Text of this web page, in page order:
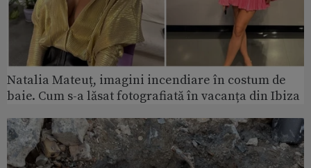
Natalia Mateuț, imagini incendiare în costum de
baie. Cum s-a lăsat fotografiată în vacanța din Ibiza